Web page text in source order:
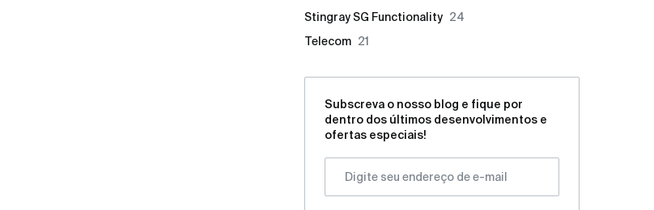
Stingray SG Functionality 24
Telecom 21
Subscreva o nosso blog e fique por
dentro dos últimos desenvolvimentos e
ofertas especiais!